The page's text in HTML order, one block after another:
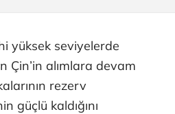
yüksek seviyelerde
Çin’in alımlara devam
rezerv
güçlü kaldığını